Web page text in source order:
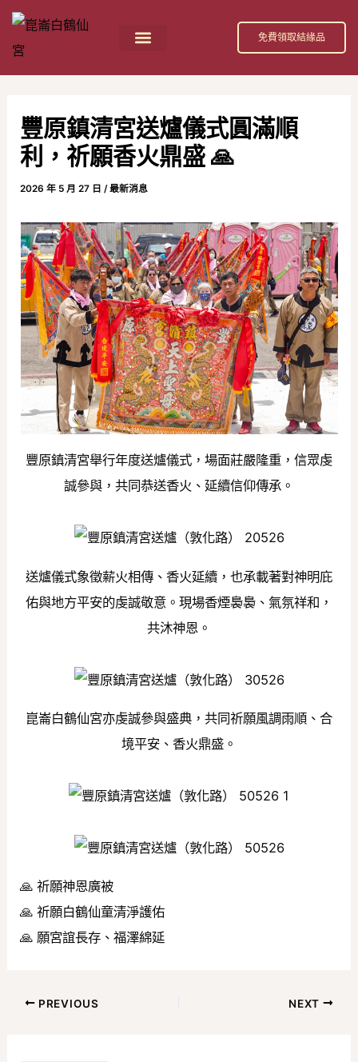
免費領取結緣品
豐原鎮清宮送爐儀式圓滿順
利，祈願香火鼎盛 🙏
2026 年 5 月 27 日/最新消息
豐原鎮清宮舉行年度送爐儀式，場面莊嚴隆重，信眾虔
誠參與，共同恭送香火、延續信仰傳承。
送爐儀式象徵薪火相傳、香火延續，也承載著對神明庇
佑與地方平安的虔誠敬意。現場香煙裊裊、氣氛祥和，
共沐神恩。
崑崙白鶴仙宮亦虔誠參與盛典，共同祈願風調雨順、合
境平安、香火鼎盛。
🙏 祈願神恩廣被
🙏 祈願白鶴仙童清淨護佑
🙏 願宮誼長存、福澤綿延
Post
PREVIOUS NEXT